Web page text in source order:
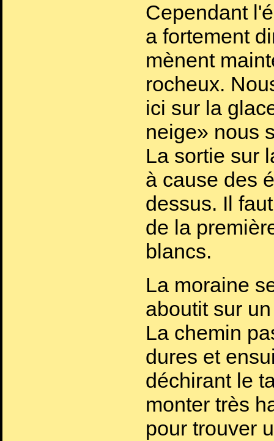
Cependant
a fortement
mènent
rocheux.
ici sur la
neige» nous
La sortie sur
à cause des
dessus. Il
de la
blancs.
La moraine
aboutit sur
La chemin
dures et
déchirant le
monter très
pour trouver